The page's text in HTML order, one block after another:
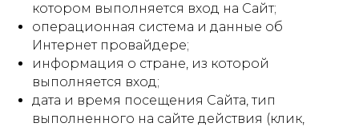
котором выполняется вход на Сайт;
операционная система и данные об
Интернет провайдере;
информация о стране, из которой
выполняется вход;
дата и время посещения Сайта, тип
выполненного на сайте действия (клик,